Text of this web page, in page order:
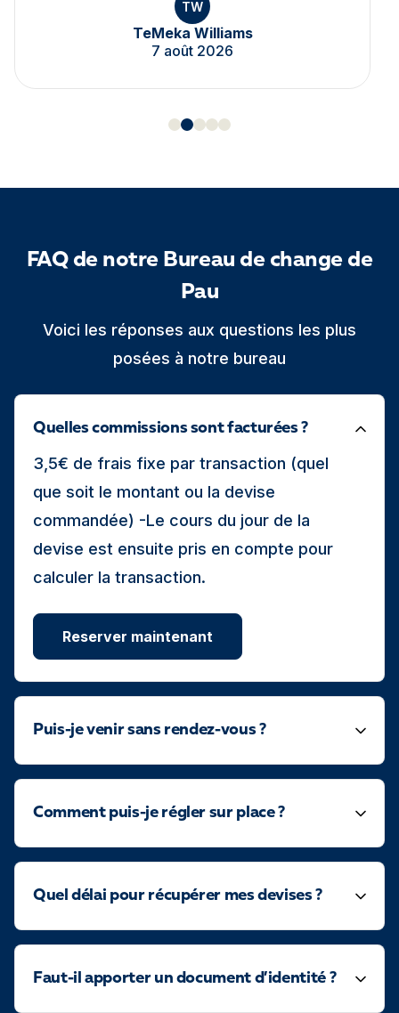
TW
TeMeka Williams
7 août 2026
FAQ de notre Bureau de change de
Pau
Voici les réponses aux questions les plus
posées à notre bureau
Quelles commissions sont facturées ?
3,5€ de frais fixe par transaction (quel
que soit le montant ou la devise
commandée) -Le cours du jour de la
devise est ensuite pris en compte pour
calculer la transaction.
Reserver maintenant
Puis-je venir sans rendez-vous ?
Comment puis-je régler sur place ?
Quel délai pour récupérer mes devises ?
Faut-il apporter un document d’identité ?